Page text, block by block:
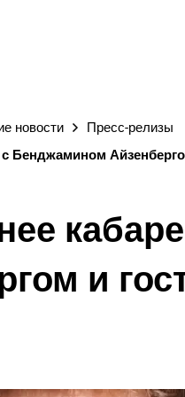
новости
Пресс-релизы
Бенджамином
и